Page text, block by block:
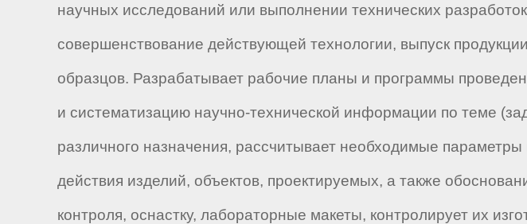
научных исследований или выполнении технических
совершенствование действующей технологии, выпуск
образцов. Разрабатывает рабочие планы и программы
и систематизацию научно-технической информации по теме
различного назначения, рассчитывает необходимые
действия изделий, объектов, проектируемых, а также
контроля, оснастку, лабораторные макеты, контролирует их